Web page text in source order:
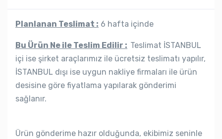
Planlanan Teslimat : 6 hafta içinde
Bu Ürün Ne ile Teslim Edilir : Teslimat İSTANBUL
içi ise şirket araçlarımız ile ücretsiz teslimatı yapılır,
İSTANBUL dışı ise uygun nakliye firmaları ile ürün
desisine göre fiyatlama yapılarak gönderimi
sağlanır.
Ürün gönderime hazır olduğunda, ekibimiz seninle